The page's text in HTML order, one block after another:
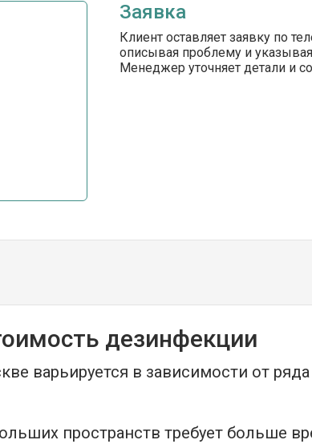
Заявка
Клиент оставляет заявку по
описывая проблему и
Менеджер уточняет детали и
дезинфекции
варьируется в зависимости от
пространств требует больше